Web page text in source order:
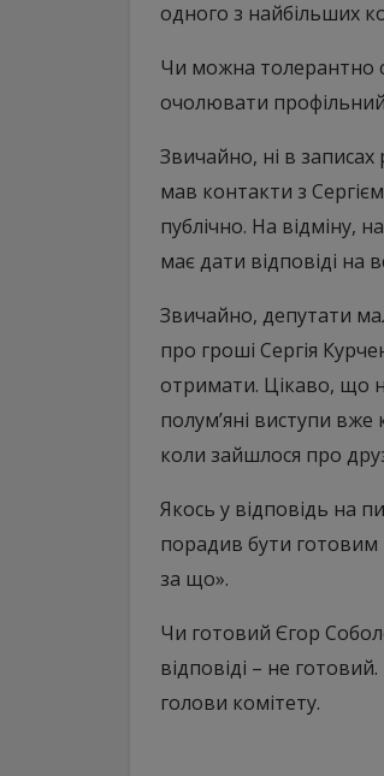
одного з найбільших
Чи можна толерантно
очолювати профільний
Звичайно, ні в
мав контакти з
публічно. На відміну,
має дати відповіді на
Звичайно, депутати
про гроші Сергія
отримати. Цікаво, що
полум’яні виступи
коли зайшлося про
Якось у відповідь на
порадив бути готовим
за що».
Чи готовий Єгор
відповіді – не
голови комітету.